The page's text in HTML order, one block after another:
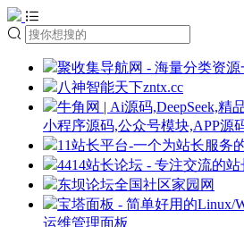
聚收集导航网 - 海量分类资
八神智能天下zntx.cc
牛角网 | Ai源码,DeepSeek,精
小程序源码,公众号模块,APP源
11站长平台-一个为站长服务
4414站长论坛 - 专注交流的站
东坝论坛全国社区家园网
宝塔面板 - 简单好用的Linux/
运维管理面板